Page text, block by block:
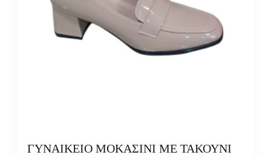
ΓΥΝΑΙΚΕΙΟ ΜΟΚΑΣΙΝΙ ΜΕ ΤΑΚΟΥΝΙ